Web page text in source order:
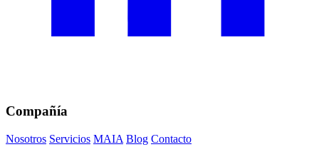
Compañía
Nosotros Servicios MAIA Blog Contacto